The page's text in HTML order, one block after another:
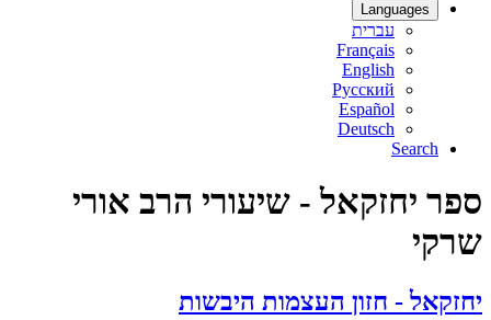
Languages
עברית
Français
English
Русский
Español
Deutsch
Search
ספר יחזקאל - שיעורי הרב אורי
שרקי
יחזקאל - חזון העצמות היבשות